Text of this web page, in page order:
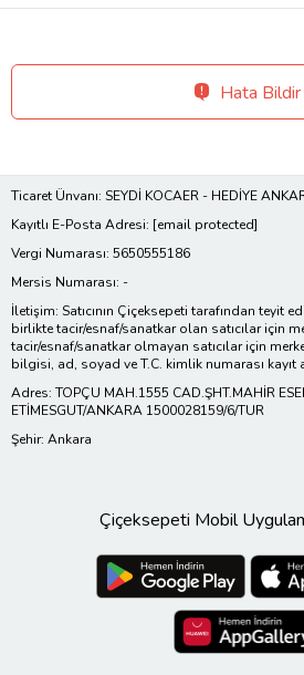
Hata Bildir
Ticaret Ünvanı: SEYDİ KOCAER - HEDİYE
Kayıtlı E-Posta Adresi: [email protected]
Vergi Numarası: 5650555186
Mersis Numarası: -
İletişim: Satıcının Çiçeksepeti tarafından teyit
birlikte tacir/esnaf/sanatkar olan satıcılar için
tacir/esnaf/sanatkar olmayan satıcılar için
bilgisi, ad, soyad ve T.C. kimlik numarası kayıt
Adres: TOPÇU MAH.1555 CAD.ŞHT.MAHİR
ETİMESGUT/ANKARA 1500028159/6/TUR
Şehir: Ankara
Çiçeksepeti Mobil